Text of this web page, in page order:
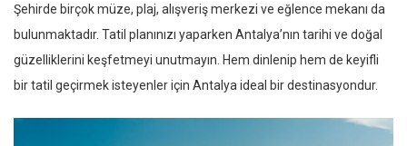
Şehirde birçok müze, plaj, alışveriş merkezi ve eğlence mekanı da
bulunmaktadır. Tatil planınızı yaparken Antalya’nın tarihi ve doğal
güzelliklerini keşfetmeyi unutmayın. Hem dinlenip hem de keyifli
bir tatil geçirmek isteyenler için Antalya ideal bir destinasyondur.